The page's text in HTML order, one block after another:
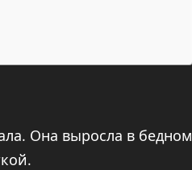
Она выросла в бедном